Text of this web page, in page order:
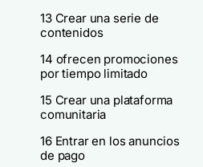
13 Crear una serie de
contenidos
14 ofrecen promociones
por tiempo limitado
15 Crear una plataforma
comunitaria
16 Entrar en los anuncios
de pago